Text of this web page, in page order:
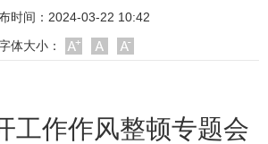
时间：2024-03-22 10:42
体大小：
工作作风整顿专题会